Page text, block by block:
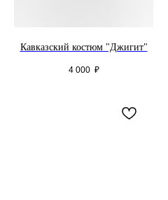
Кавказский костюм "Джигит"
4 000 ₽